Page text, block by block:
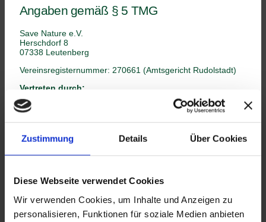
Zustimmung Details Über Cookies
Diese Webseite verwendet Cookies
Wir verwenden Cookies, um Inhalte und Anzeigen zu
personalisieren, Funktionen für soziale Medien anbieten
Angaben gemäß § 5 TMG
Save Nature e.V.
Herschdorf 8
07338 Leutenberg
Vereinsregisternummer: 270661 (Amtsgericht Rudolstadt)
Vertreten durch:
Stefanie König, Dr. Mirjam Leeder, Michael Schenk
Kontakt
Telefon: +49 173 8509023
Die Europäische Kommission stellt eine Plattform zur
Online-Streitbeilegung (OS) bereit:
https://ec.europa.eu/consumers/odr/.